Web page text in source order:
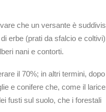
che un versante è
erbe (prati da sfalcio e
nani e contorti.
il 70%; in altri termini,
e conifere che, come il
fusti sul suolo, che i forestali